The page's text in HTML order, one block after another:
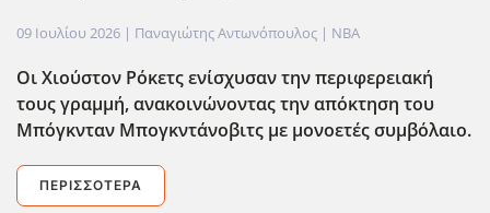
09 Ιουλίου 2026 | Παναγιώτης Αντωνόπουλος | NBA
Οι Χιούστον Ρόκετς ενίσχυσαν την περιφερειακή
τους γραμμή, ανακοινώνοντας την απόκτηση του
Μπόγκνταν Μπογκντάνοβιτς με μονοετές συμβόλαιο.
ΠΕΡΙΣΣΌΤΕΡΑ